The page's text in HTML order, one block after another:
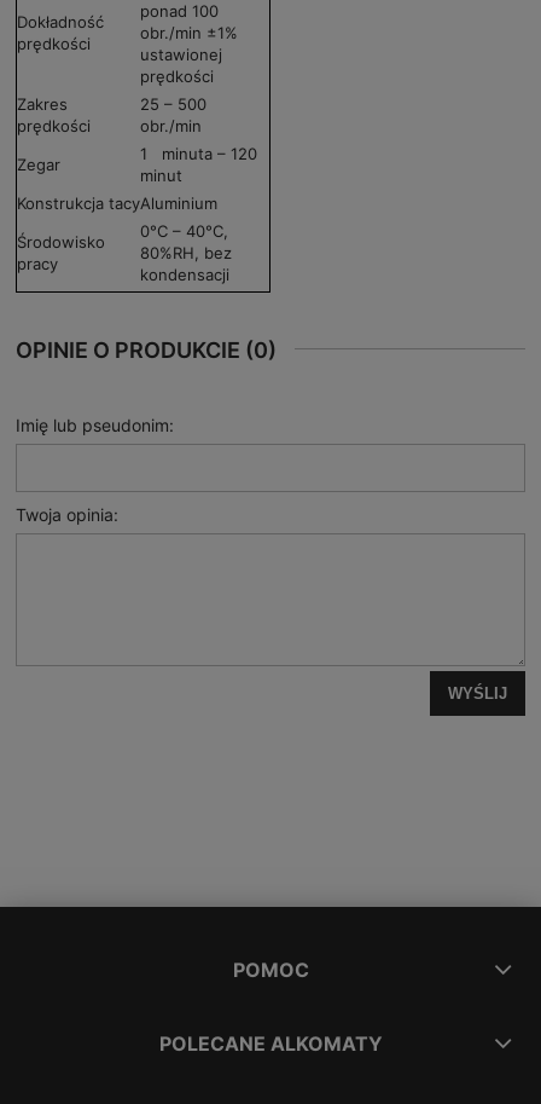
Dokładność
prędkości
ponad 100
obr./min ±1%
ustawionej
prędkości
Zakres
prędkości
25 – 500
obr./min
Zegar
1 minuta – 120
minut
Konstrukcja tacyAluminium
Środowisko
pracy
0°C – 40°C,
80%RH, bez
kondensacji
OPINIE O PRODUKCIE (0)
Imię lub pseudonim:
Twoja opinia:
WYŚLIJ
POMOC
POLECANE ALKOMATY